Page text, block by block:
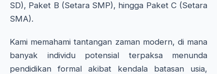
SD), Paket B (Setara SMP), hingga Paket C (Setara
SMA).
Kami memahami tantangan zaman modern, di mana
banyak individu potensial terpaksa menunda
pendidikan formal akibat kendala batasan usia,